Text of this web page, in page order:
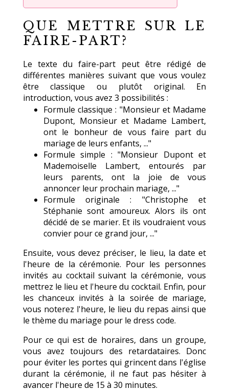
QUE METTRE SUR LE
FAIRE-PART?
Le texte du faire-part peut être rédigé de
différentes manières suivant que vous voulez
être classique ou plutôt original. En
introduction, vous avez 3 possibilités :
Formule classique : "Monsieur et Madame
Dupont, Monsieur et Madame Lambert,
ont le bonheur de vous faire part du
mariage de leurs enfants, ..."
Formule simple : "Monsieur Dupont et
Mademoiselle Lambert, entourés par
leurs parents, ont la joie de vous
annoncer leur prochain mariage, ..."
Formule originale : "Christophe et
Stéphanie sont amoureux. Alors ils ont
décidé de se marier. Et ils voudraient vous
convier pour ce grand jour, ..."
Ensuite, vous devez préciser, le lieu, la date et
l'heure de la cérémonie. Pour les personnes
invités au cocktail suivant la cérémonie, vous
mettrez le lieu et l'heure du cocktail. Enfin, pour
les chanceux invités à la soirée de mariage,
vous noterez l'heure, le lieu du repas ainsi que
le thème du mariage pour le dress code.
Pour ce qui est de horaires, dans un groupe,
vous avez toujours des retardataires. Donc
pour éviter les portes qui grincent dans l'église
durant la cérémonie, il ne faut pas hésiter à
avancer l'heure de 15 à 30 minutes.